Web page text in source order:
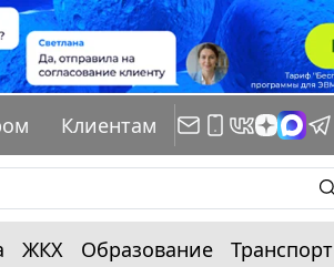
Клиентам
ЖКХ Образование Транспорт